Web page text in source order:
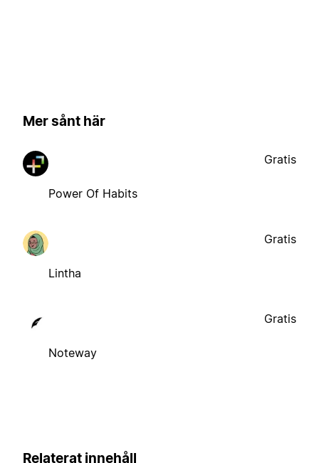
Mer sånt här
Power Of Habits
Gratis
Lintha
Gratis
Noteway
Gratis
Relaterat innehåll